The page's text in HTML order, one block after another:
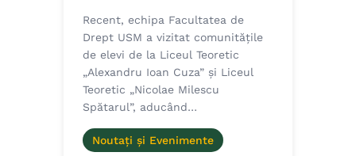
Recent, echipa Facultatea de
Drept USM a vizitat comunitățile
de elevi de la Liceul Teoretic
„Alexandru Ioan Cuza” și Liceul
Teoretic „Nicolae Milescu
Spătarul”, aducând…
Noutați și Evenimente